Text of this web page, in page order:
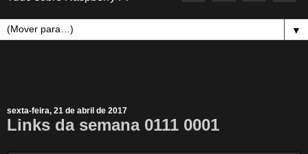
▼
sexta-feira, 21 de abril de 2017
Links da semana 0111 0001